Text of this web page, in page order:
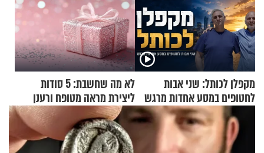
מקפלן לכותל: שני אבות
לחטופים במסע אחדות מרגש
לא מה שחשבת: 5 סודות
ליצירת מראה מטופח ורענן